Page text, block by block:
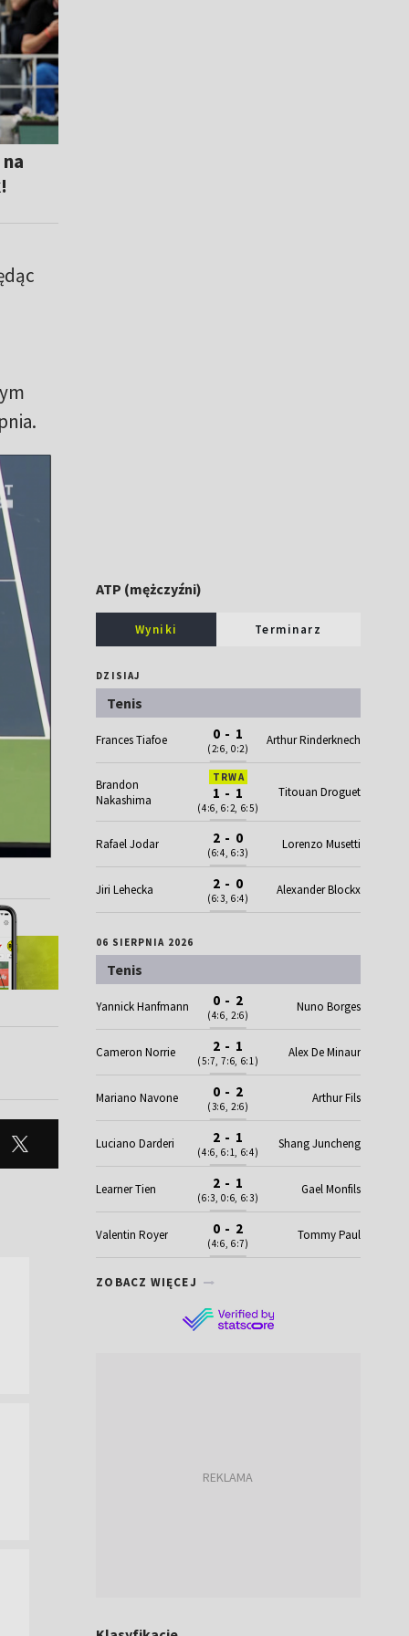
ATP (mężczyźni)
Wyniki Terminarz
DZISIAJ
Tenis
Frances Tiafoe 0 - 1
(2:6, 0:2)
Arthur Rinderknech
Brandon
Nakashima
TRWA
1 - 1
(4:6, 6:2, 6:5)
Titouan Droguet
Rafael Jodar 2 - 0
(6:4, 6:3)
Lorenzo Musetti
Jiri Lehecka 2 - 0
(6:3, 6:4)
Alexander Blockx
06 SIERPNIA 2026
Tenis
Yannick Hanfmann 0 - 2
(4:6, 2:6)
Nuno Borges
Cameron Norrie 2 - 1
(5:7, 7:6, 6:1)
Alex De Minaur
Mariano Navone 0 - 2
(3:6, 2:6)
Arthur Fils
Luciano Darderi 2 - 1
(4:6, 6:1, 6:4)
Shang Juncheng
Learner Tien 2 - 1
(6:3, 0:6, 6:3)
Gael Monfils
Valentin Royer 0 - 2
(4:6, 6:7)
Tommy Paul
ZOBACZ WIĘCEJ